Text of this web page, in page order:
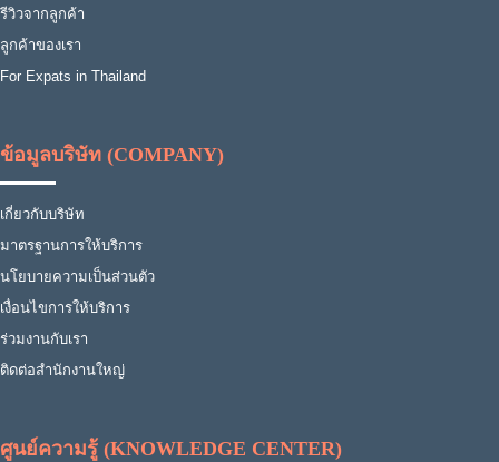
รีวิวจากลูกค้า
ลูกค้าของเรา
For Expats in Thailand
ข้อมูลบริษัท (COMPANY)
เกี่ยวกับบริษัท
มาตรฐานการให้บริการ
นโยบายความเป็นส่วนตัว
เงื่อนไขการให้บริการ
ร่วมงานกับเรา
ติดต่อสำนักงานใหญ่
ศูนย์ความรู้ (KNOWLEDGE CENTER)